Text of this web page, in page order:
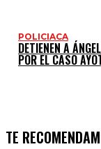
POLICIACA
DETIENEN A
POR EL CASO
TE